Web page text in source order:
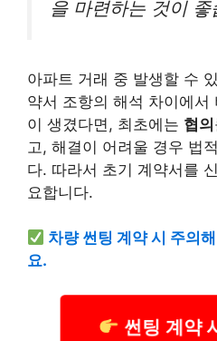
을 마련하는 것이 좋
아파트 거래 중 발생할 수
약서 조항의 해석 차이에서
이 생겼다면, 최초에는 협의
고, 해결이 어려울 경우 법
다. 따라서 초기 계약서를
요합니다.
차량 썬팅 계약 시 주의
요.
썬팅 계약